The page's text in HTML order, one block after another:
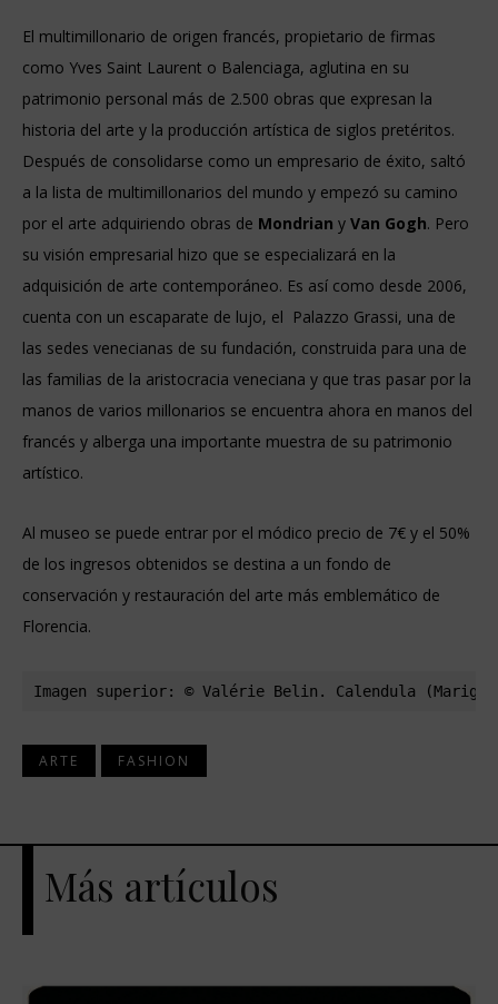
El multimillonario de origen francés, propietario de firmas
como Yves Saint Laurent o Balenciaga, aglutina en su
patrimonio personal más de 2.500 obras que expresan la
historia del arte y la producción artística de siglos pretéritos.
Después de consolidarse como un empresario de éxito, saltó
a la lista de multimillonarios del mundo y empezó su camino
por el arte adquiriendo obras de Mondrian y Van Gogh. Pero
su visión empresarial hizo que se especializará en la
adquisición de arte contemporáneo. Es así como desde 2006,
cuenta con un escaparate de lujo, el Palazzo Grassi, una de
las sedes venecianas de su fundación, construida para una de
las familias de la aristocracia veneciana y que tras pasar por la
manos de varios millonarios se encuentra ahora en manos del
francés y alberga una importante muestra de su patrimonio
artístico.
Al museo se puede entrar por el módico precio de 7€ y el 50%
de los ingresos obtenidos se destina a un fondo de
conservación y restauración del arte más emblemático de
Florencia.
Imagen superior: © Valérie Belin. Calendula
ARTE FASHION
Más artículos